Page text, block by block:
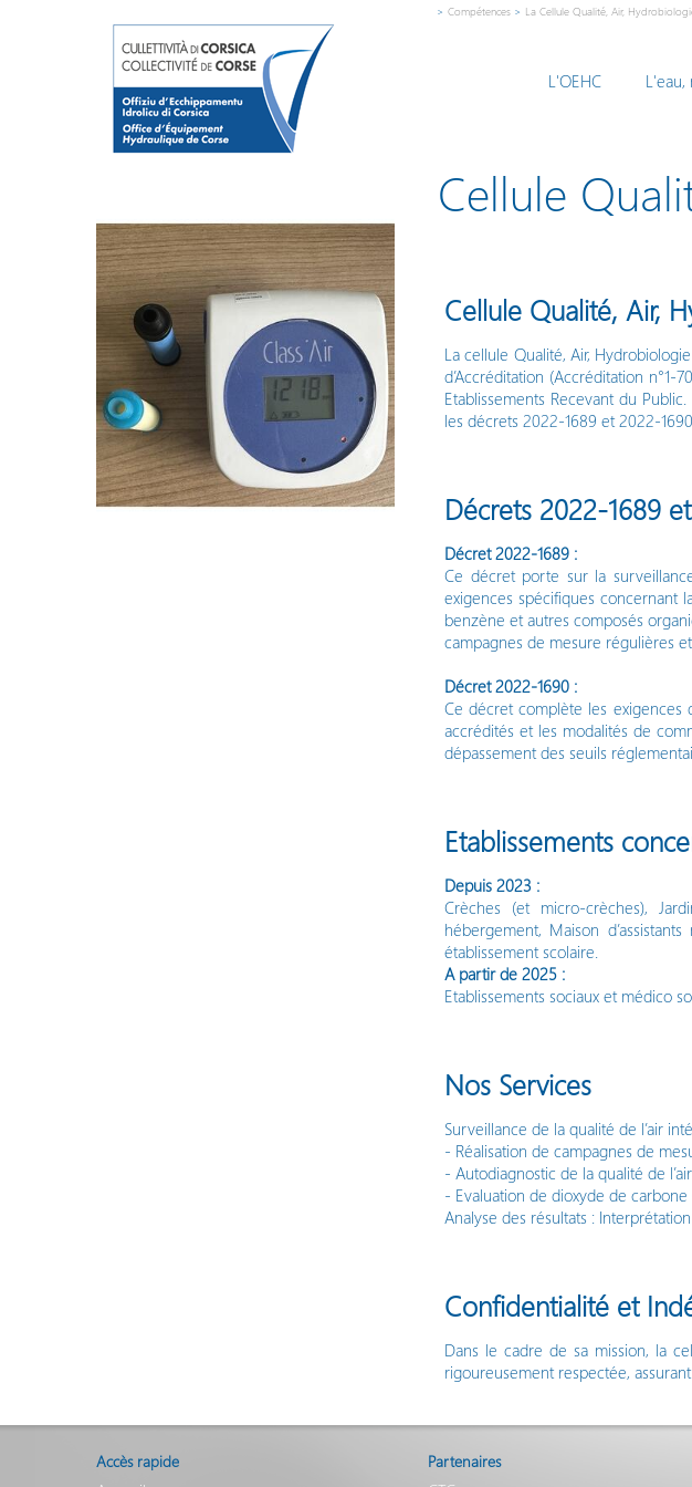
> Compétences > La Cellule Qualité, Air,
L'OEHC
Cellule
Cellule Qualité, Air,
La cellule Qualité, Air,
d’Accréditation (Accréditation
Etablissements Recevant du
les décrets 2022-1689 et 2022-
Décrets 2022-1689
Décret 2022-1689 :
Ce décret porte sur la
exigences spécifiques concernant
benzène et autres composés
campagnes de mesure régulières
Décret 2022-1690 :
Ce décret complète les exigences
accrédités et les modalités de
dépassement des seuils
Etablissements
Depuis 2023 :
Crèches (et micro-crèches),
hébergement, Maison
établissement scolaire.
A partir de 2025 :
Etablissements sociaux et médico
Nos Services
Surveillance de la qualité de l’air
- Réalisation de campagnes de
- Autodiagnostic de la qualité de
- Evaluation de dioxyde de
Analyse des résultats :
Confidentialité et
Dans le cadre de sa mission, la
rigoureusement respectée,
Accès rapide Partenaires